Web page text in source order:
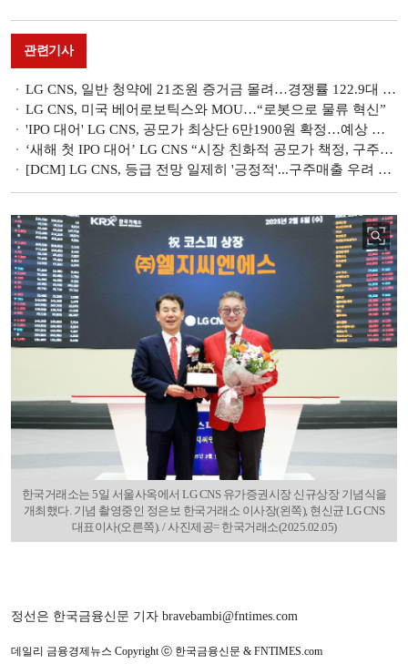
관련기사
LG CNS, 일반 청약에 21조원 증거금 몰려…경쟁률 122.9대 1 [IPO 포커스]
LG CNS, 미국 베어로보틱스와 MOU…“로봇으로 물류 혁신”
'IPO 대어' LG CNS, 공모가 최상단 6만1900원 확정…예상 시총 6조 [IPO 포커스]
‘새해 첫 IPO 대어’ LG CNS “시장 친화적 공모가 책정, 구주매출 불안 해소”
[DCM] LG CNS, 등급 전망 일제히 '긍정적'...구주매출 우려 상쇄
한국거래소는 5일 서울사옥에서 LG CNS 유가증권시장 신규상장 기념식을
개최했다. 기념 촬영중인 정은보 한국거래소 이사장(왼쪽), 현신균 LG CNS
대표이사(오른쪽). / 사진제공= 한국거래소(2025.02.05)
정선은 한국금융신문 기자 bravebambi@fntimes.com
데일리 금융경제뉴스 Copyright ⓒ 한국금융신문 & FNTIMES.com